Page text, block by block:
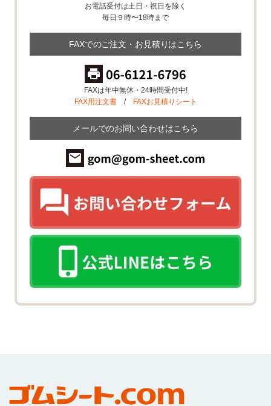
お電話受付は土日・祝日を除く
毎日９時〜18時まで
FAXでのご注文・お見積りはこちら
FAXは年中無休・24時間受付中!
FAX用注文書/ FAXお見積りシート
メールでのお問い合わせはこちら